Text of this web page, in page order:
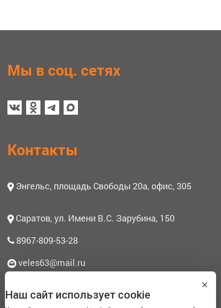
Мы в соц. сетях
Контакты
Энгельс, площадь Свободы 20а, офис, 305
Саратов, ул. Имени В.С. Зарубина, 150
8967-809-53-28
veles63@mail.ru
О нас
Наш сайт использует cookie